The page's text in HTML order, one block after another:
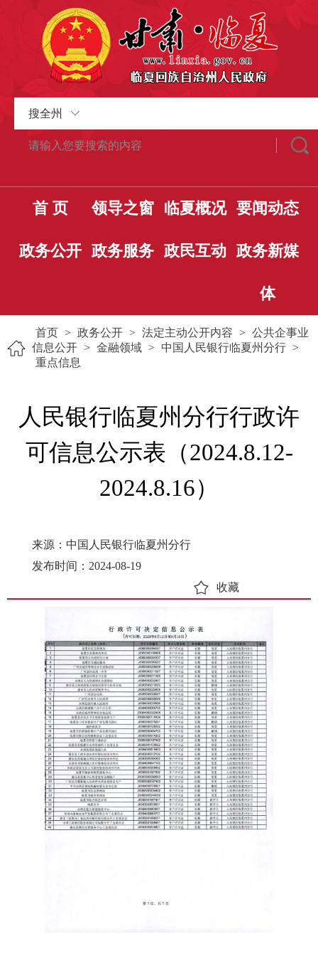
搜全州
首 页 领导之窗 临夏概况 要闻动态
政务公开 政务服务 政民互动 政务新媒
体
首页 > 政务公开 > 法定主动公开内容 > 公共企事业
信息公开 > 金融领域 > 中国人民银行临夏州分行 >
重点信息
人民银行临夏州分行行政许
可信息公示表（2024.8.12-
2024.8.16）
来源：中国人民银行临夏州分行
发布时间：2024-08-19
收藏